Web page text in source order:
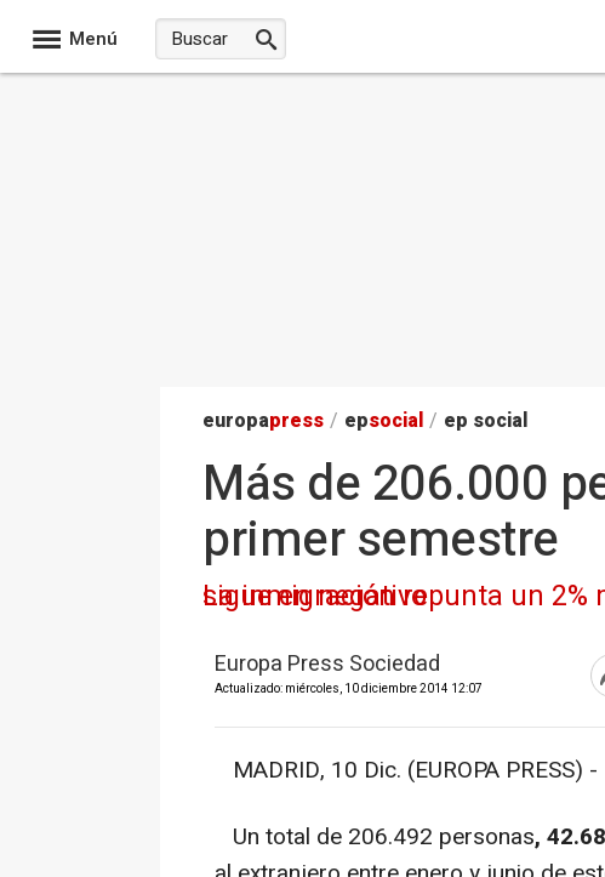
Menú
europapress / epsocial / ep social
Más de 206.000
primer semestre
La inmigración repunta un 2% mientras se reducen las emigraciones, aunque el saldo migratorio sigue en negativo
Europa Press Sociedad
Actualizado: miércoles, 10 diciembre 2014 12:07
MADRID, 10 Dic. (EUROPA PRESS) -
Un total de 206.492 personas,